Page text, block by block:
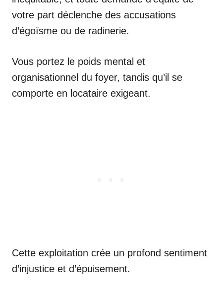
votre part déclenche des accusations
d’égoïsme ou de radinerie.
Vous portez le poids mental et
organisationnel du foyer, tandis qu’il se
comporte en locataire exigeant.
Cette exploitation crée un profond sentiment
d’injustice et d’épuisement.